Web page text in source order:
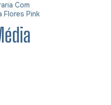
Com
Flores Pink